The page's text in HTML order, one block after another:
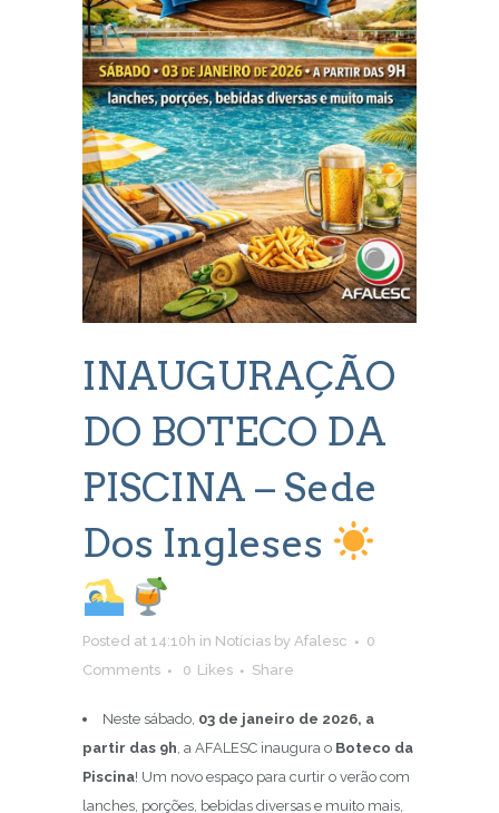
INAUGURAÇÃO
DO BOTECO DA
PISCINA – Sede
Dos Ingleses
Posted at 14:10h in Notícias by Afalesc
0
Comments
0 Likes Share
Neste sábado, 03 de janeiro de 2026, a
partir das 9h , a AFALESC inaugura o Boteco da
Piscina! Um novo espaço para curtir o verão com
lanches, porções, bebidas diversas e muito mais,